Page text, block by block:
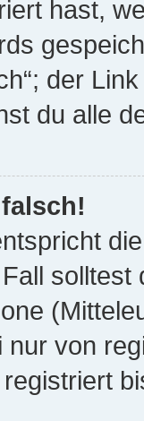
hast,
der
du alle
solltest
von